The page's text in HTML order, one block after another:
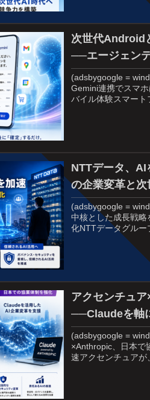
次世代Android
──エージェン
(adsbygoogle =
Gemini連携でスマ
バイル体験スマート
NTTデータ、
の企業変革と
(adsbygoogle =
中核とした成長戦
化NTTデータグルー
アクセンチュ
──Claudeを軸
(adsbygoogle =
×Anthropic、日本で
速アクセンチュア